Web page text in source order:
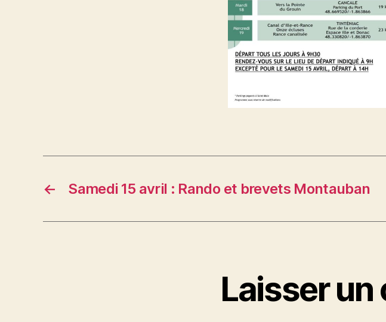
← Samedi 15 avril : Rando et brevets Montauban
Laisser